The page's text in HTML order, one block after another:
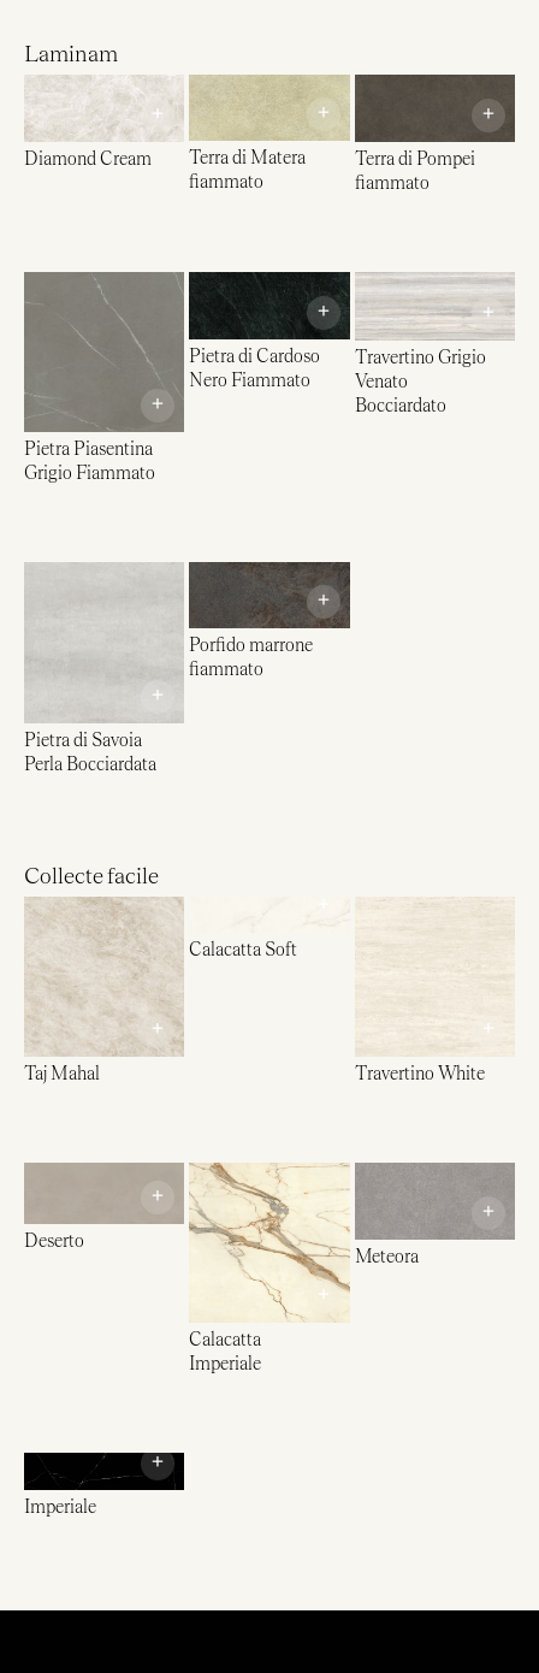
Laminam
+
Diamond Cream
+
Terra di Matera
fiammato
+
Terra di Pompei
fiammato
+
Pietra Piasentina
Grigio Fiammato
+
Pietra di Cardoso
Nero Fiammato
+
Travertino Grigio
Venato
Bocciardato
+
Pietra di Savoia
Perla Bocciardata
+
Porfido marrone
fiammato
Collecte facile
+
Taj Mahal
Calacatta Soft
+
Travertino White
+
Deserto
+
Calacatta
Imperiale
+
Meteora
+
Imperiale